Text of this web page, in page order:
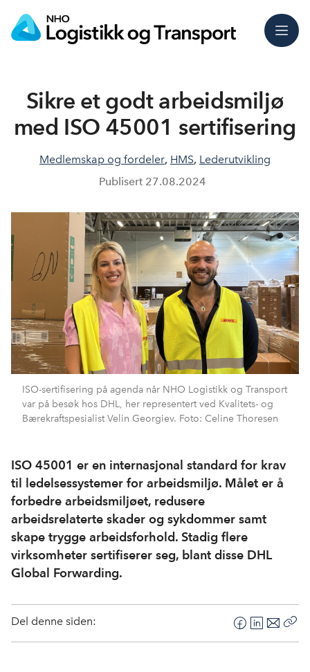
Meny
Sikre et godt arbeidsmiljø
med ISO 45001 sertifisering
Medlemskap og fordeler, HMS, Lederutvikling
Publisert 27.08.2024
ISO-sertifisering på agenda når NHO Logistikk og Transport
var på besøk hos DHL, her representert ved Kvalitets- og
Bærekraftspesialist Velin Georgiev. Foto: Celine Thoresen
ISO 45001 er en internasjonal standard for krav
til ledelsessystemer for arbeidsmiljø. Målet er å
forbedre arbeidsmiljøet, redusere
arbeidsrelaterte skader og sykdommer samt
skape trygge arbeidsforhold. Stadig flere
virksomheter sertifiserer seg, blant disse DHL
Global Forwarding.
Del denne siden:
F
a
L
i
E
-